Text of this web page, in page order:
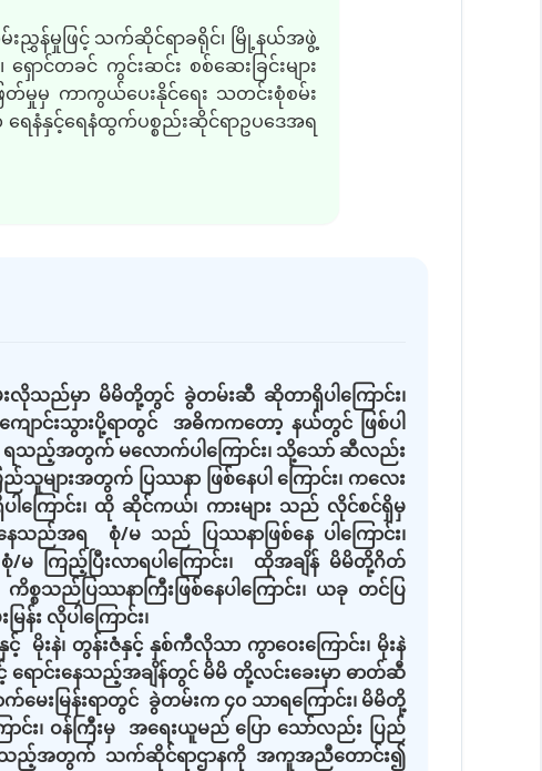
းညွှန်မှုဖြင့် သက်ဆိုင်ရာခရိုင်၊ မြို့နယ်အဖွဲ့
င်တခင် ကွင်းဆင်း စစ်ဆေးခြင်းများ
ဖြတ်မှုမှ ကာကွယ်ပေးနိုင်ရေး သတင်းစုံစမ်း
ေနံနှင့်ရေနံထွက်ပစ္စည်းဆိုင်ရာဥပဒေအရ
းလိုသည်မှာ မိမိတို့တွင် ခွဲတမ်းဆီ ဆိုတာရှိပါကြောင်း၊
ျောင်းသွားပို့ရာတွင် အဓိကကတော့ နယ်တွင် ဖြစ်ပါ
ရသည့်အတွက် မလောက်ပါကြောင်း၊ သို့သော် ဆီလည်း
များအတွက် ပြဿနာ ဖြစ်နေပါ ကြောင်း၊ ကလေး
ကြောင်း၊ ထို ဆိုင်ကယ်၊ ကားများ သည် လိုင်စင်ရှိမှ
နေသည်အရ စုံ/မ သည် ပြဿနာဖြစ်နေ ပါကြောင်း၊
ြည့်ပြီးလာရပါကြောင်း၊ ထိုအချိန် မိမိတို့ဂိတ်
ည်ပြဿနာကြီးဖြစ်နေပါကြောင်း၊ ယခု တင်ပြ
း လိုပါကြောင်း၊
မိုးနဲ၊ တွန်းဇံနှင့် နှစ်ကီလိုသာ ကွာဝေးကြောင်း၊ မိုးနဲ
ရောင်းနေသည့်အချိန်တွင် မိမိ တို့လင်းခေးမှာ ဓာတ်ဆီ
ေးမြန်းရာတွင် ခွဲတမ်းက ၄၀ သာရကြောင်း၊ မိမိတို့
း၊ ဝန်ကြီးမှ အရေးယူမည် ပြော သော်လည်း ပြည်
င်ရှိ သည့်အတွက် သက်ဆိုင်ရာဌာနကို အကူအညီတောင်း၍